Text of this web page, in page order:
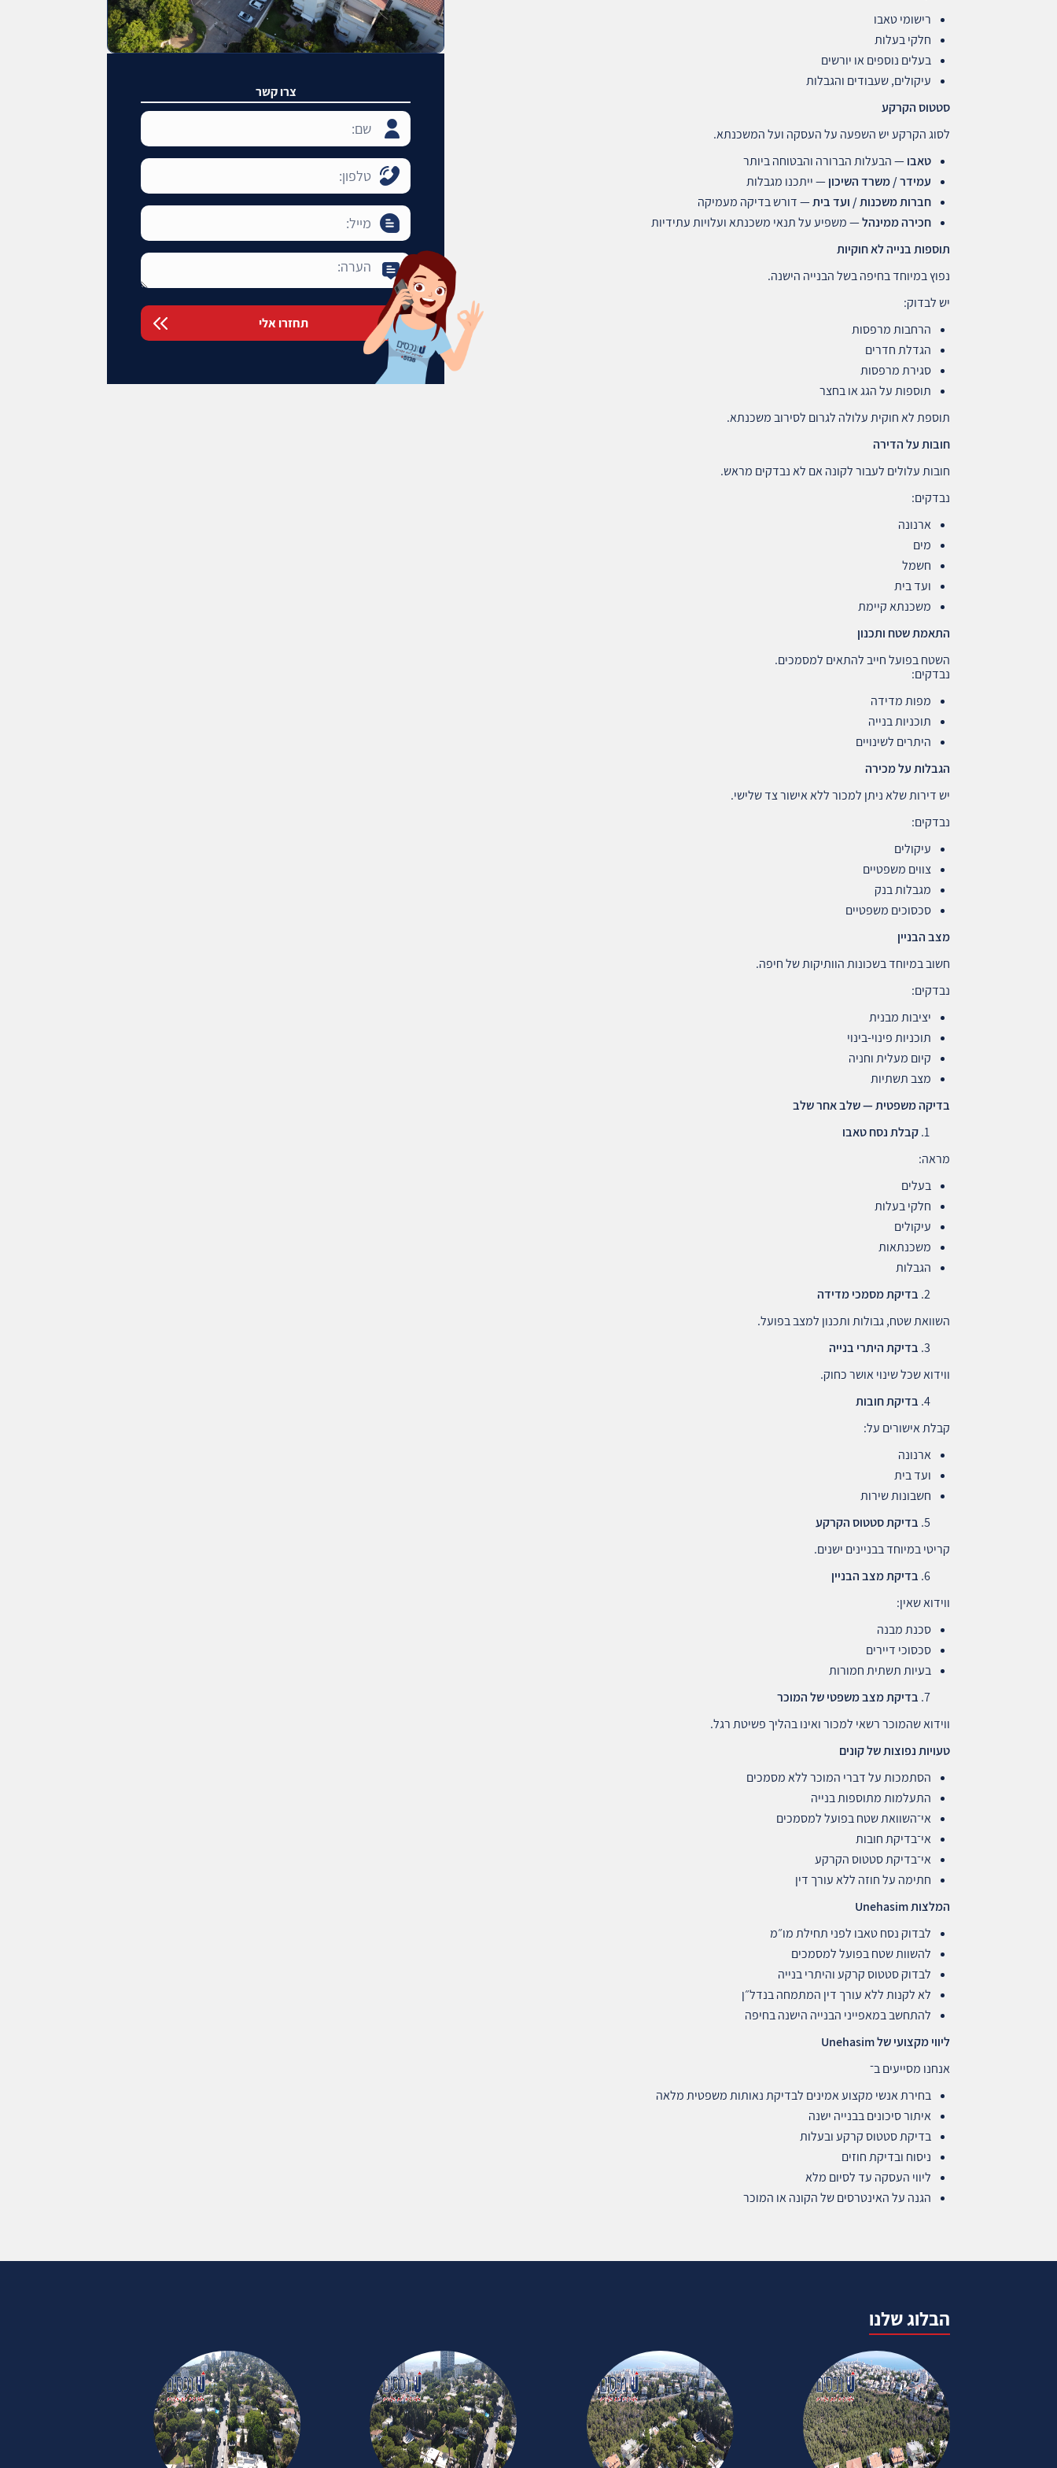
רישומי טאבו
חלקי בעלות
בעלים נוספים או יורשים
עיקולים, שעבודים והגבלות
סטטוס הקרקע
לסוג הקרקע יש השפעה על העסקה ועל המשכנתא.
טאבו— הבעלות הברורה והבטוחה ביותר
עמידר / משרד השיכון— ייתכנו מגבלות
חברות משכנות / ועד בית— דורש בדיקה מעמיקה
חכירה ממינהל— משפיע על תנאי משכנתא ועלויות עתידיות
תוספות בנייה לא חוקיות
נפוץ במיוחד בחיפה בשל הבנייה הישנה.
יש לבדוק:
הרחבות מרפסות
הגדלת חדרים
סגירת מרפסות
תוספות על הגג או בחצר
תוספת לא חוקית עלולה לגרום לסירוב משכנתא.
חובות על הדירה
חובות עלולים לעבור לקונה אם לא נבדקים מראש.
נבדקים:
ארנונה
מים
חשמל
ועד בית
משכנתא קיימת
התאמת שטח ותכנון
השטח בפועל חייב להתאים למסמכים.
נבדקים:
מפות מדידה
תוכניות בנייה
היתרים לשינויים
הגבלות על מכירה
יש דירות שלא ניתן למכור ללא אישור צד שלישי.
נבדקים:
עיקולים
צווים משפטיים
מגבלות בנק
סכסוכים משפטיים
מצב הבניין
חשוב במיוחד בשכונות הוותיקות של חיפה.
נבדקים:
יציבות מבנית
תוכניות פינוי‑בינוי
קיום מעלית וחניה
מצב תשתיות
בדיקה משפטית — שלב אחר שלב
קבלת נסח טאבו
מראה:
בעלים
חלקי בעלות
עיקולים
משכנתאות
הגבלות
בדיקת מסמכי מדידה
השוואת שטח, גבולות ותכנון למצב בפועל.
בדיקת היתרי בנייה
ווידוא שכל שינוי אושר כחוק.
בדיקת חובות
קבלת אישורים על:
ארנונה
ועד בית
חשבונות שירות
בדיקת סטטוס הקרקע
קריטי במיוחד בבניינים ישנים.
בדיקת מצב הבניין
ווידוא שאין:
סכנת מבנה
סכסוכי דיירים
בעיות תשתית חמורות
בדיקת מצב משפטי של המוכר
ווידוא שהמוכר רשאי למכור ואינו בהליך פשיטת רגל.
טעויות נפוצות של קונים
הסתמכות על דברי המוכר ללא מסמכים
התעלמות מתוספות בנייה
אי־השוואת שטח בפועל למסמכים
אי־בדיקת חובות
אי־בדיקת סטטוס הקרקע
חתימה על חוזה ללא עורך דין
המלצותUnehasim
לבדוק נסח טאבו לפני תחילת מו״מ
להשוות שטח בפועל למסמכים
לבדוק סטטוס קרקע והיתרי בנייה
לא לקנות ללא עורך דין המתמחה בנדל״ן
להתחשב במאפייני הבנייה הישנה בחיפה
ליווי מקצועי שלUnehasim
אנחנו מסייעים ב־
בחירת אנשי מקצוע אמינים לבדיקת נאותות משפטית מלאה
איתור סיכונים בבנייה ישנה
בדיקת סטטוס קרקע ובעלות
ניסוח ובדיקת חוזים
ליווי העסקה עד לסיום מלא
הגנה על האינטרסים של הקונה או המוכר
צרו קשר
הבלוג שלנו